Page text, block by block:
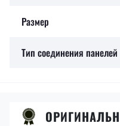
Размер
Тип соединения панелей